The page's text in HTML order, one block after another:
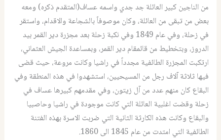
من الناجين كبير العائلة جد جدي واسمه عساف(المتقدم ذكره) ومعه
بعض من تبقى من العائلة، وكان موصوفاً بالشجاعة والاقدام، واستقر
في زحلة، وفي عام 1849 وفي نكبة زحلة بعد مجزرة دير القمر بيد
الدروز، وبتخطيط من قائمقام دير القمر، وبمساعدة الجيش العثماني،
ارتكبت المجزرة الطائفية مجدداً في راشيا وكانت مروعة، حيث قضى
فيها ثلاثة آلاف رجل من المسيحيين، استشهدوا في هذه المنطقة وفي
البقاع كان منهم عدد من آل زيتون، وفي مقدمهم كبيرها عساف في
زحلة وقضت اغلبية العائلة التي كانت موجودة في راشيا وحاصبيا
والبقاع وكانت هذه الكارثة الثانية التي ضربت الاسرة بهذه الفتنة
الطائفية التي امتدت من عام 1845 الى 1860.